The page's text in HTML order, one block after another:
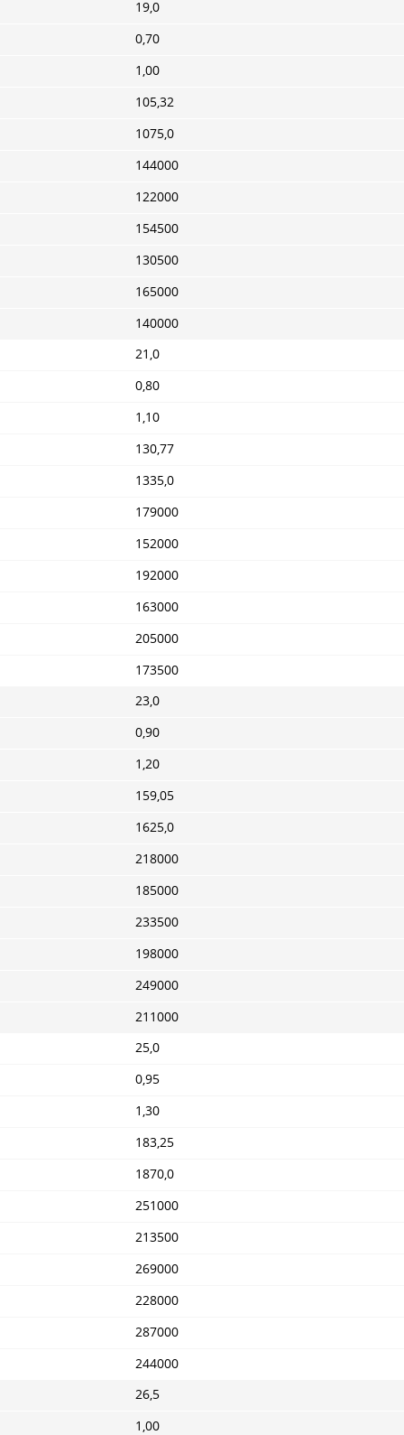
19,0
0,70
1,00
105,32
1075,0
144000
122000
154500
130500
165000
140000
21,0
0,80
1,10
130,77
1335,0
179000
152000
192000
163000
205000
173500
23,0
0,90
1,20
159,05
1625,0
218000
185000
233500
198000
249000
211000
25,0
0,95
1,30
183,25
1870,0
251000
213500
269000
228000
287000
244000
26,5
1,00